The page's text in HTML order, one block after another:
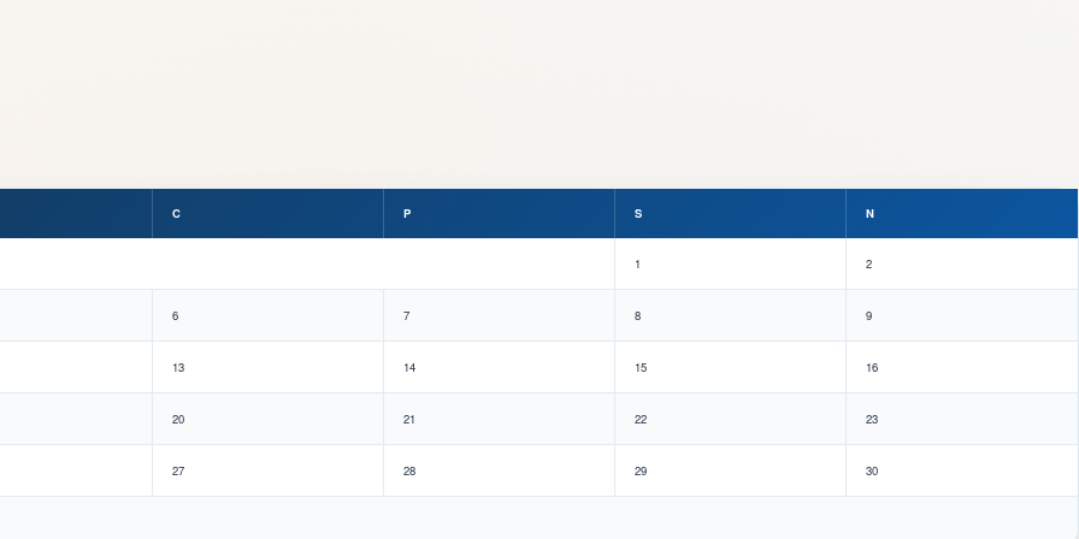
C P S N
1 2
6 7 8 9
13 14 15 16
20 21 22 23
27 28 29 30